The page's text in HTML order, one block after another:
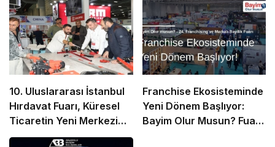
10. Uluslararası İstanbul
Hırdavat Fuarı, Küresel
Ticaretin Yeni Merkezi
Olmaya Hazırlanıyor
Franchise Ekosisteminde
Yeni Dönem Başlıyor:
Bayim Olur Musun? Fuarı